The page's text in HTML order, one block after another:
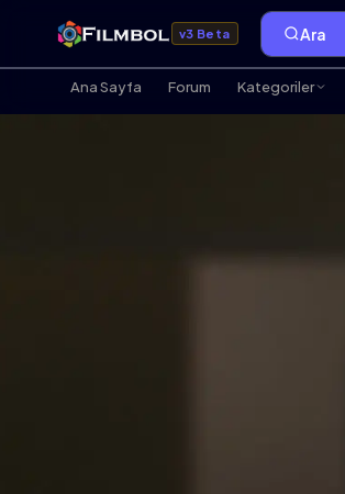
v3 Beta Ara
Ana Sayfa Forum Kategoriler